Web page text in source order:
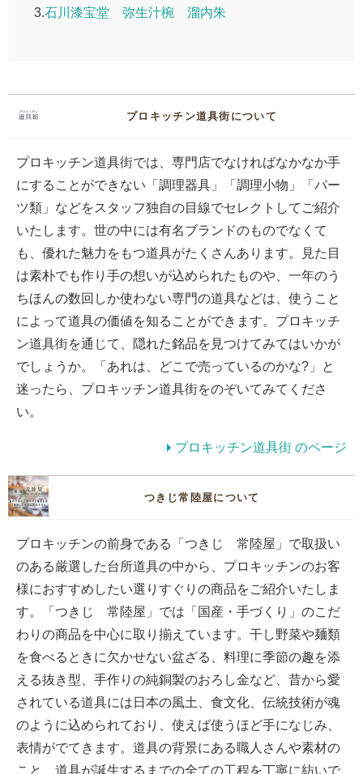
3.石川漆宝堂 弥生汁椀 溜内朱
プロキッチン道具街について
プロキッチン道具街では、専門店でなければなかなか手
にすることができない「調理器具」「調理小物」「パー
ツ類」などをスタッフ独自の目線でセレクトしてご紹介
いたします。世の中には有名ブランドのものでなくて
も、優れた魅力をもつ道具がたくさんあります。見た目
は素朴でも作り手の想いが込められたものや、一年のう
ちほんの数回しか使わない専門の道具などは、使うこと
によって道具の価値を知ることができます。プロキッチ
ン道具街を通じて、隠れた銘品を見つけてみてはいかが
でしょうか。「あれは、どこで売っているのかな?」と
迷ったら、プロキッチン道具街をのぞいてみてくださ
い。
プロキッチン道具街 のページ
つきじ常陸屋について
プロキッチンの前身である「つきじ 常陸屋」で取扱い
のある厳選した台所道具の中から、プロキッチンのお客
様におすすめしたい選りすぐりの商品をご紹介いたしま
す。「つきじ 常陸屋」では「国産・手づくり」のこだ
わりの商品を中心に取り揃えています。干し野菜や麺類
を食べるときに欠かせない盆ざる、料理に季節の趣を添
える抜き型、手作りの純銅製のおろし金など、昔から愛
されている道具には日本の風土、食文化、伝統技術が魂
のように込められており、使えば使うほど手になじみ、
表情がでてきます。道具の背景にある職人さんや素材の
こと、道具が誕生するまでの全ての工程を丁寧に紡いで